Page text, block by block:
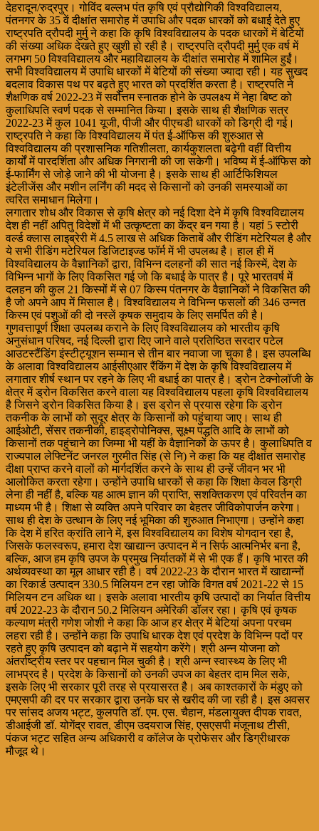
देहरादून/रुद्रपुर। गोविंद बल्लभ पंत कृषि एवं प्रौद्योगिकी विश्वविद्यालय,
पंतनगर के 35 वें दीक्षांत समारोह में उपाधि और पदक धारकों को बधाई देते हुए
राष्ट्रपति द्रौपदी मुर्मु ने कहा कि कृषि विश्वविद्यालय के पदक धारकों में बेटियों
की संख्या अधिक देखते हुए खुशी हो रही है। राष्ट्रपति द्रौपदी मुर्मु एक वर्ष में
लगभग 50 विश्वविद्यालय और महाविद्यालय के दीक्षांत समारोह में शामिल हुईं।
सभी विश्वविद्यालय में उपाधि धारकों में बेटियों की संख्या ज्यादा रही। यह सुखद
बदलाव विकास पथ पर बढ़ते हुए भारत को प्रदर्शित करता है। राष्ट्रपति ने
शैक्षणिक वर्ष 2022-23 में सर्वोत्तम स्नातक होने के उपलक्ष्य में नेहा बिष्ट को
कुलाधिपति स्वर्ण पदक से सम्मानित किया। इसके साथ ही शैक्षणिक सत्र
2022-23 में कुल 1041 यूजी, पीजी और पीएचडी धारकों को डिग्री दी गई।
राष्ट्रपति ने कहा कि विश्वविद्यालय में पंत ई-ऑफिस की शुरुआत से
विश्वविद्यालय की प्रशासनिक गतिशीलता, कार्यकुशलता बढ़ेगी वहीं वित्तीय
कार्यों में पारदर्शिता और अधिक निगरानी की जा सकेगी। भविष्य में ई-ऑफिस को
ई-फार्मिंग से जोड़े जाने की भी योजना है। इसके साथ ही आर्टिफिशियल
इंटेलीजेंस और मशीन लर्निंग की मदद से किसानों को उनकी समस्याओं का
त्वरित समाधान मिलेगा।
लगातार शोध और विकास से कृषि क्षेत्र को नई दिशा देने में कृषि विश्वविद्यालय
देश ही नहीं अपितु विदेशों में भी उत्कृष्टता का केंद्र बन गया है। यहां 5 स्टोरी
वर्ल्ड क्लास लाइब्रेरी में 4.5 लाख से अधिक किताबें और रीडिंग मटेरियल है और
ये सभी रीडिंग मटेरियल डिजिटाइज्ड फॉर्म में भी उपलब्ध है। हाल ही में
विश्वविद्यालय के वैज्ञानिकों द्वारा, विभिन्न दलहनों की सात नई किस्में, देश के
विभिन्न भागों के लिए विकसित गई जो कि बधाई के पात्र है। पूरे भारतवर्ष में
दलहन की कुल 21 किस्मों में से 07 किस्म पंतनगर के वैज्ञानिकों ने विकसित की
है जो अपने आप में मिसाल है। विश्वविद्यालय ने विभिन्न फसलों की 346 उन्नत
किस्म एवं पशुओं की दो नस्लें कृषक समुदाय के लिए समर्पित की है।
गुणवत्तापूर्ण शिक्षा उपलब्ध कराने के लिए विश्वविद्यालय को भारतीय कृषि
अनुसंधान परिषद, नई दिल्ली द्वारा दिए जाने वाले प्रतिष्ठित सरदार पटेल
आउटस्टैंडिंग इंस्टीट्यूशन सम्मान से तीन बार नवाजा जा चुका है। इस उपलब्धि
के अलावा विश्वविद्यालय आईसीएआर रैंकिंग में देश के कृषि विश्वविद्यालय में
लगातार शीर्ष स्थान पर रहने के लिए भी बधाई का पात्र है। ड्रोन टेक्नोलॉजी के
क्षेत्र में ड्रोन विकसित करने वाला यह विश्वविद्यालय पहला कृषि विश्वविद्यालय
है जिसने ड्रोन विकसित किया है। इस ड्रोन से प्रयास रहेगा कि ड्रोन
तकनीक के लाभों को सुदूर क्षेत्र के किसानों को पहुंचाया जाए। साथ ही
आईओटी, सेंसर तकनीकी, हाइड्रोपोनिक्स, सूक्ष्म पद्धति आदि के लाभों को
किसानों तक पहुंचाने का जिम्मा भी यहीं के वैज्ञानिकों के ऊपर है। कुलाधिपति व
राज्यपाल लेफ्टिनेंट जनरल गुरमीत सिंह (से नि) ने कहा कि यह दीक्षांत समारोह
दीक्षा प्राप्त करने वालों को मार्गदर्शित करने के साथ ही उन्हें जीवन भर भी
आलोकित करता रहेगा। उन्होंने उपाधि धारकों से कहा कि शिक्षा केवल डिग्री
लेना ही नहीं है, बल्कि यह आत्म ज्ञान की प्राप्ति, सशक्तिकरण एवं परिवर्तन का
माध्यम भी है। शिक्षा से व्यक्ति अपने परिवार का बेहतर जीविकोपार्जन करेगा।
साथ ही देश के उत्थान के लिए नई भूमिका की शुरुआत निभाएगा। उन्होंने कहा
कि देश में हरित क्रांति लाने में, इस विश्वविद्यालय का विशेष योगदान रहा है,
जिसके फलस्वरूप, हमारा देश खाद्यान्न उत्पादन में न सिर्फ आत्मनिर्भर बना है,
बल्कि, आज हम कृषि उपज के प्रमुख निर्यातकों में से भी एक हैं। कृषि भारत की
अर्थव्यवस्था का मूल आधार रही है। वर्ष 2022-23 के दौरान भारत में खाद्यान्नों
का रिकार्ड उत्पादन 330.5 मिलियन टन रहा जोकि विगत वर्ष 2021-22 से 15
मिलियन टन अधिक था। इसके अलावा भारतीय कृषि उत्पादों का निर्यात वित्तीय
वर्ष 2022-23 के दौरान 50.2 मिलियन अमेरिकी डॉलर रहा। कृषि एवं कृषक
कल्याण मंत्री गणेश जोशी ने कहा कि आज हर क्षेत्र में बेटियां अपना परचम
लहरा रही है। उन्होंने कहा कि उपाधि धारक देश एवं प्रदेश के विभिन्न पदों पर
रहते हुए कृषि उत्पादन को बढ़ाने में सहयोग करेंगे। श्री अन्न योजना को
अंतर्राष्ट्रीय स्तर पर पहचान मिल चुकी है। श्री अन्न स्वास्थ्य के लिए भी
लाभप्रद है। प्रदेश के किसानों को उनकी उपज का बेहतर दाम मिल सके,
इसके लिए भी सरकार पूरी तरह से प्रयासरत है। अब काश्तकारों के मंडुए को
एमएसपी की दर पर सरकार द्वारा उनके घर से खरीद की जा रही है। इस अवसर
पर सांसद अजय भट्ट, कुलपति डॉ. एम. एस. चैहान, मंडलायुक्त दीपक रावत,
डीआईजी डॉ. योगेंद्र रावत, डीएम उदयराज सिंह, एसएसपी मंजूनाथ टीसी,
पंकज भट्ट सहित अन्य अधिकारी व कॉलेज के प्रोफेसर और डिग्रीधारक
मौजूद थे।